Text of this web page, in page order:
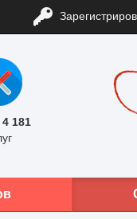
4 181